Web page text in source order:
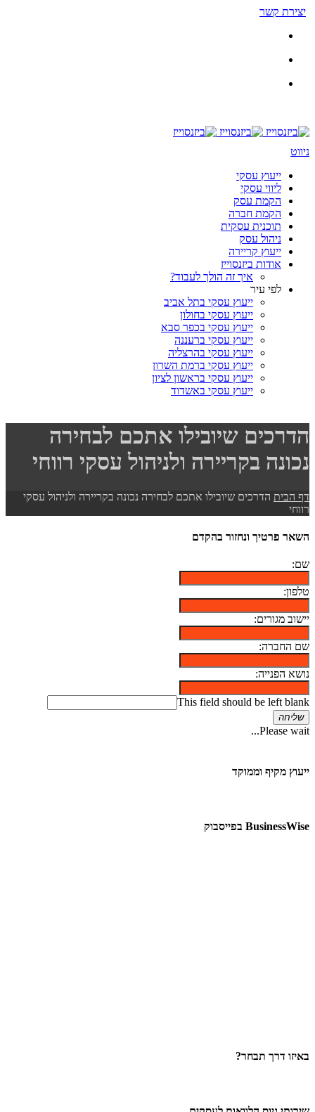
יצירת קשר
ניווט
ייעוץ עסקי
ליווי עסקי
הקמת עסק
הקמת חברה
תוכנית עסקית
ניהול עסק
ייעוץ קריירה
אודות ביזנסוייז
איך זה הולך לעבוד?
לפי עיר
ייעוץ עסקי בתל אביב
ייעוץ עסקי בחולון
ייעוץ עסקי בכפר סבא
ייעוץ עסקי ברעננה
ייעוץ עסקי בהרצליה
ייעוץ עסקי ברמת השרון
ייעוץ עסקי בראשון לציון
ייעוץ עסקי באשדוד
הדרכים שיובילו אתכם לבחירה
נכונה בקריירה ולניהול עסקי רווחי
דף הבית הדרכים שיובילו אתכם לבחירה נכונה בקריירה ולניהול עסקי
רווחי
השאר פרטיך ונחזור בהקדם
שם:
טלפון:
יישוב מגורים:
שם החברה:
נושא הפנייה:
This field should be left blank
שליחה
Please wait...
ייעוץ מקיף וממוקד
BusinessWise בפייסבוק
באיזו דרך תבחר?